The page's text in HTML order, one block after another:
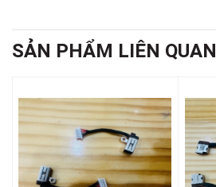
SẢN PHẨM LIÊN QUAN